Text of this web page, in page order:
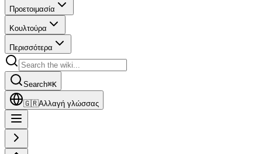
Προετοιμασία
Κουλτούρα
Περισσότερα
Search⌘K
🇬🇷Αλλαγή γλώσσας